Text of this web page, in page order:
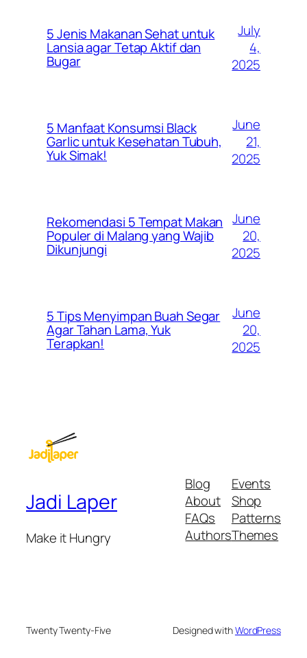
5 Jenis Makanan Sehat untuk
Lansia agar Tetap Aktif dan
Bugar
July
4,
2025
5 Manfaat Konsumsi Black
Garlic untuk Kesehatan Tubuh,
Yuk Simak!
June
21,
2025
Rekomendasi 5 Tempat Makan
Populer di Malang yang Wajib
Dikunjungi
June
20,
2025
5 Tips Menyimpan Buah Segar
Agar Tahan Lama, Yuk
Terapkan!
June
20,
2025
Jadi Laper
Make it Hungry
Blog
About
FAQs
Authors
Events
Shop
Patterns
Themes
Twenty Twenty-Five Designed withWordPress